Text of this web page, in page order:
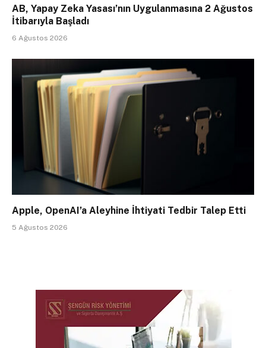
AB, Yapay Zeka Yasası’nın Uygulanmasına 2 Ağustos
İtibarıyla Başladı
6 Ağustos 2026
Apple, OpenAI’a Aleyhine İhtiyati Tedbir Talep Etti
5 Ağustos 2026